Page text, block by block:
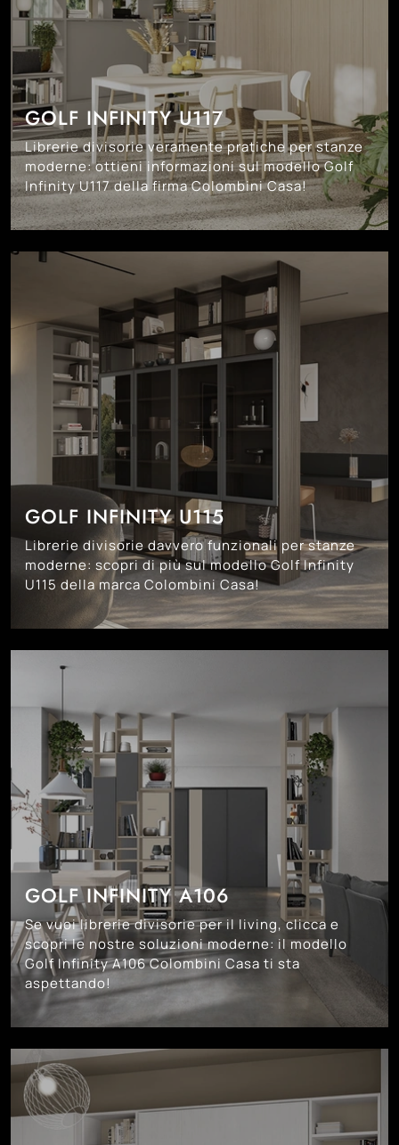
GOLF INFINITY U117
Librerie divisorie veramente pratiche per stanze
moderne: ottieni informazioni sul modello Golf
Infinity U117 della firma Colombini Casa!
GOLF INFINITY U115
Librerie divisorie davvero funzionali per stanze
moderne: scopri di più sul modello Golf Infinity
U115 della marca Colombini Casa!
GOLF INFINITY A106
Se vuoi librerie divisorie per il living, clicca e
scopri le nostre soluzioni moderne: il modello
Golf Infinity A106 Colombini Casa ti sta
aspettando!